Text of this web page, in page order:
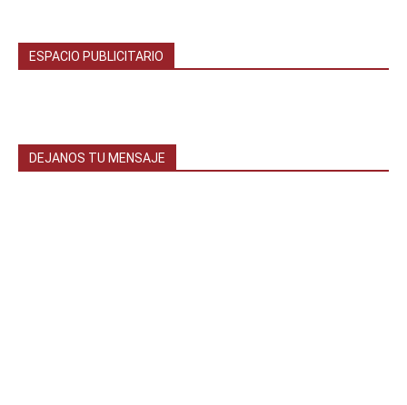
ESPACIO PUBLICITARIO
DEJANOS TU MENSAJE